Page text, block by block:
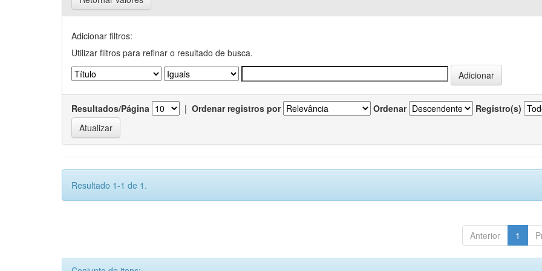
Adicionar filtros:
Utilizar filtros para refinar o resultado de busca.
Resultados/Página | Ordenar registros por Ordenar Registro(s)
Resultado 1-1 de 1.
Anterior 1